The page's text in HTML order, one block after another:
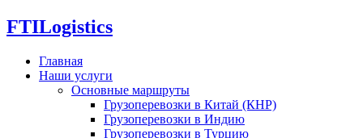
FTILogistics
Главная
Наши услуги
Основные маршруты
Грузоперевозки в Китай (КНР)
Грузоперевозки в Индию
Грузоперевозки в Турцию